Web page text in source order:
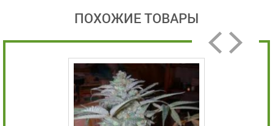
ПОХОЖИЕ ТОВАРЫ